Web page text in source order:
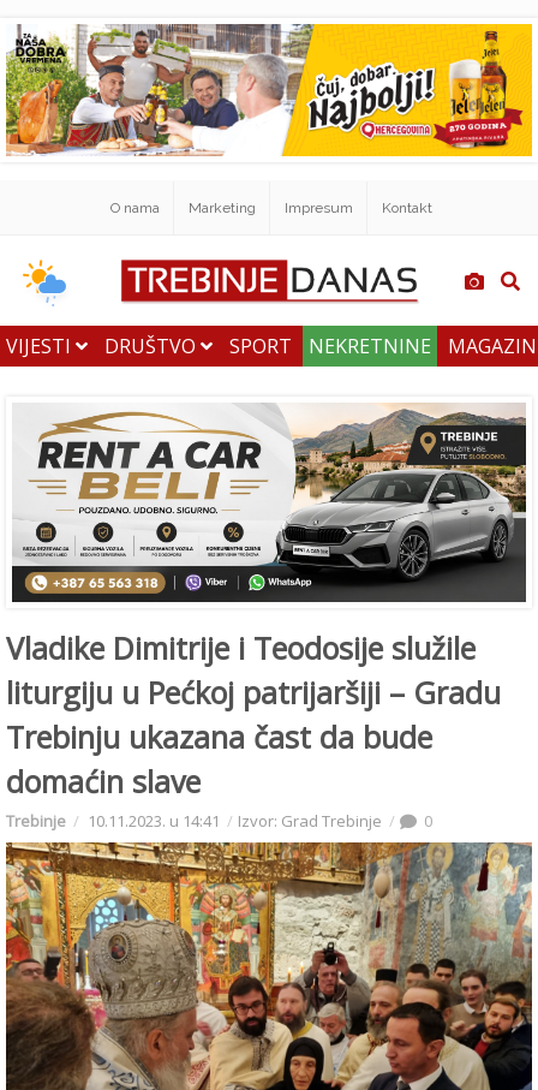
O nama Marketing Impresum Kontakt
VIJESTI DRUŠTVO SPORT NEKRETNINE
Vladike Dimitrije i Teodosije služile
liturgiju u Pećkoj patrijaršiji – Gradu
Trebinju ukazana čast da bude
domaćin slave
Trebinje 10.11.2023. u 14:41 Izvor: Grad Trebinje 0